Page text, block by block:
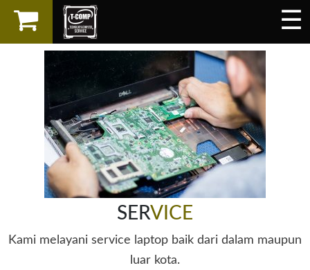
☰
×
LAPTOP
SPAREPART
AKSESORIS
SERVICES
SERVICE
Kami melayani service laptop baik dari dalam maupun
luar kota.